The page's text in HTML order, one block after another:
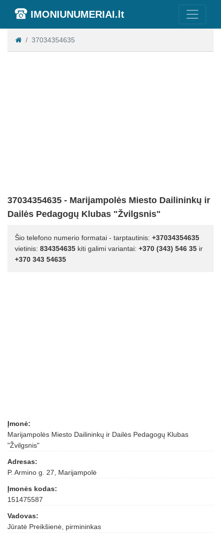
IMONIUNUMERIAI.lt
37034354635
37034354635 - Marijampolės Miesto Dailininkų ir
Dailės Pedagogų Klubas "Žvilgsnis"
Šio telefono numerio formatai - tarptautinis: +37034354635
vietinis: 834354635 kiti galimi variantai: +370 (343) 546 35 ir
+370 343 54635
Įmonė:
Marijampolės Miesto Dailininkų ir Dailės Pedagogų Klubas
"Žvilgsnis"
Adresas:
P. Armino g. 27, Marijampolė
Įmonės kodas:
151475587
Vadovas:
Jūratė Preikšienė, pirmininkas